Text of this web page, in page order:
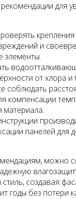
для
и
элементы.
от хлора
соблюдать
компенсации
панелей для
можно
создавая
годы без потери